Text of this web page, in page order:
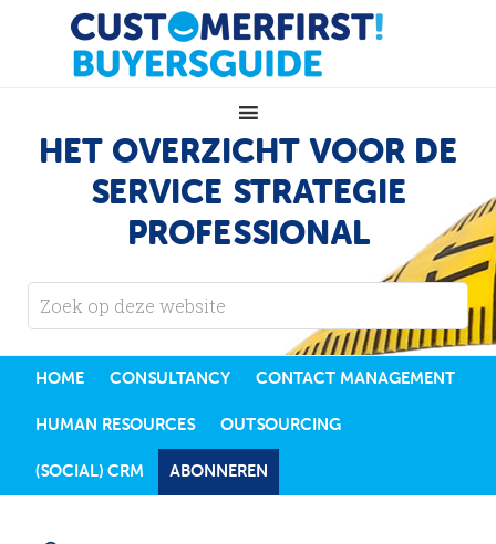
HET OVERZICHT VOOR DE
SERVICE STRATEGIE
PROFESSIONAL
HOME CONSULTANCY CONTACT MANAGEMENT
HUMAN RESOURCES OUTSOURCING
(SOCIAL) CRM ABONNEREN